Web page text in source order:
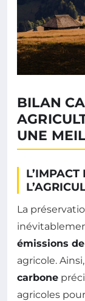
BILAN
UNE
La
émissions de
agricole.
carbone
agricoles